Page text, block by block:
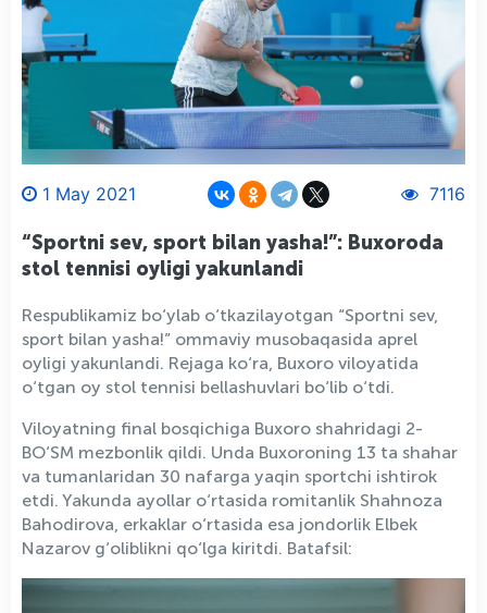
1 May 2021 7116
“Sportni sev, sport bilan yasha!”: Buxoroda
stol tennisi oyligi yakunlandi
Respublikamiz bo‘ylab o‘tkazilayotgan “Sportni sev,
sport bilan yasha!” ommaviy musobaqasida aprel
oyligi yakunlandi. Rejaga ko‘ra, Buxoro viloyatida
o‘tgan oy stol tennisi bellashuvlari bo‘lib o‘tdi.
Viloyatning final bosqichiga Buxoro shahridagi 2-
BO‘SM mezbonlik qildi. Unda Buxoroning 13 ta shahar
va tumanlaridan 30 nafarga yaqin sportchi ishtirok
etdi. Yakunda ayollar o‘rtasida romitanlik Shahnoza
Bahodirova, erkaklar o‘rtasida esa jondorlik Elbek
Nazarov g‘oliblikni qo‘lga kiritdi. Batafsil: